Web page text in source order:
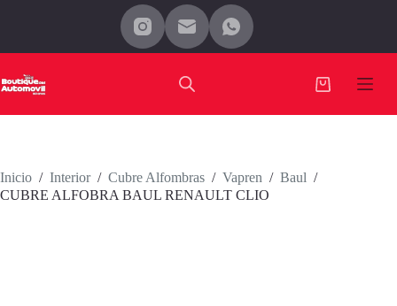
Carro
Inicio / Interior / Cubre Alfombras / Vapren / Baul /
CUBRE ALFOBRA BAUL RENAULT CLIO